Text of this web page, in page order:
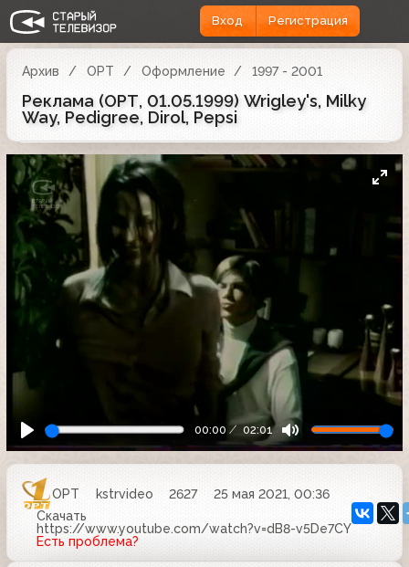
Вход Регистрация
Архив ОРТ Оформление 1997 - 2001
Реклама (ОРТ, 01.05.1999) Wrigley's, Milky
Way, Pedigree, Dirol, Pepsi
00:00 02:01
ОРТ kstrvideo 2627
25 мая 2021, 00:36
Скачать
https://www.youtube.com/watch?v=dB8-v5De7CY
Есть проблема?